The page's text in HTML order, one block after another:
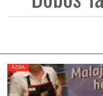
KÖZEL-KELET
ÁZSIA